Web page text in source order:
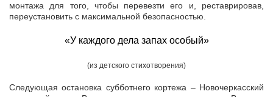
монтажа для того, чтобы перевезти его и, реставрировав,
переустановить с максимальной безопасностью.
«У каждого дела запах особый»
(из детского стихотворения)
Следующая остановка субботнего кортежа – Новочеркасский